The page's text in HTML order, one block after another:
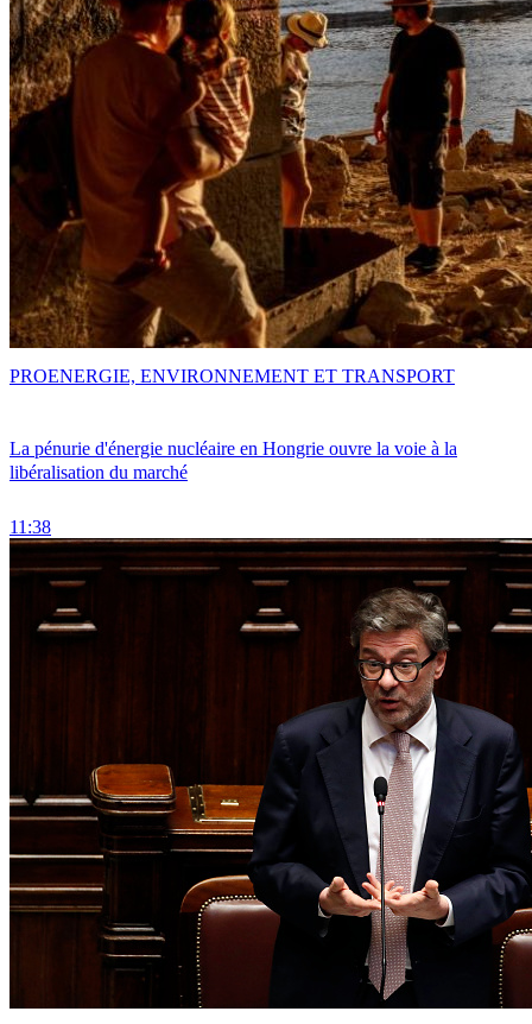
La pénurie d'énergie nucléaire en Hongrie ouvre la voie à la
libéralisation du marché
11:38
PROENERGIE, ENVIRONNEMENT ET TRANSPORT